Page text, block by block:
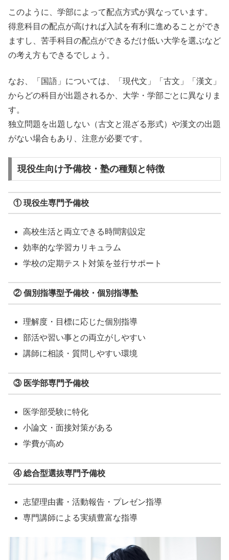
このように、学部によって配点方式が異なっています。
得意科目の配点が高ければ入試を有利に進めることができ
ますし、苦手科目の配点ができるだけ低い大学を選ぶなど
の考え方もできるでしょう。
なお、「国語」については、「現代文」「古文」「漢文」
からどの科目が出題されるか、大学・学部ごとに異なりま
す。
独立問題を出題しない（古文と混ざる形式）や漢文の出題
がない場合もあり、注意が必要です。
現役生向け予備校・塾の種類と特徴
① 現役生専門予備校
高校生活と両立できる時間割設定
効率的な学習カリキュラム
学校の定期テスト対策を並行サポート
② 個別指導型予備校・個別指導塾
理解度・目標に応じた個別指導
部活や習い事との両立がしやすい
講師に相談・質問しやすい環境
③ 医学部専門予備校
医学部受験に特化
小論文・面接対策がある
学費が高め
④ 総合型選抜専門予備校
志望理由書・活動報告・プレゼン指導
専門講師による実績豊富な指導